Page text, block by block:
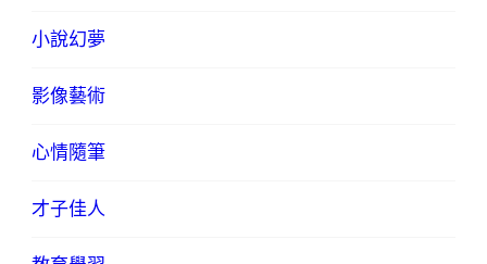
小說幻夢
影像藝術
心情隨筆
才子佳人